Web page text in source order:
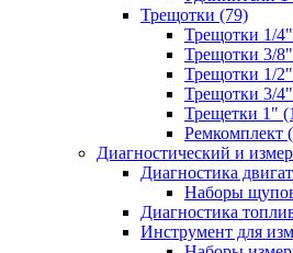
Трещотки (79)
Трещотки 1/
Трещотки 3/
Трещотки 1/
Трещотки 3/
Трещетки 1"
Ремкомплект
Диагностический и
Диагностика
Наборы
Диагностика
Инструмент для